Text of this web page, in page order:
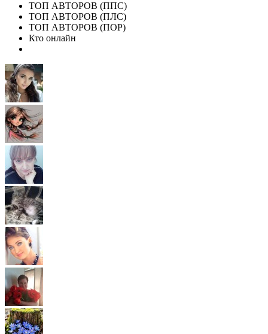
ТОП АВТОРОВ (ППС)
ТОП АВТОРОВ (ПЛС)
ТОП АВТОРОВ (ПОР)
Кто онлайн